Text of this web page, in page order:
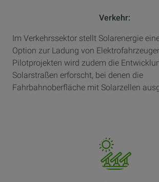
Verkehr:
Im Verkehrssektor stellt Solarenergie
Option zur Ladung von
Pilotprojekten wird zudem die
Solarstraßen erforscht, bei denen die
Fahrbahnoberfläche mit Solarzellen